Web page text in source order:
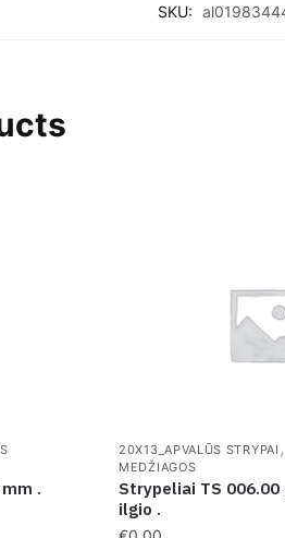
SKU:
.
20X13_APVALŪS STRYPAI
MEDŽIAGOS
Strypeliai TS 006.00
ilgio .